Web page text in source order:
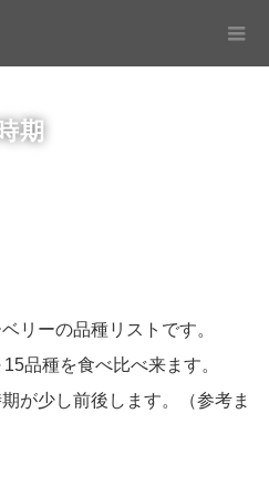
期
リーの品種リストです。
品種を食べ比べ来ます。
が少し前後します。（参考ま